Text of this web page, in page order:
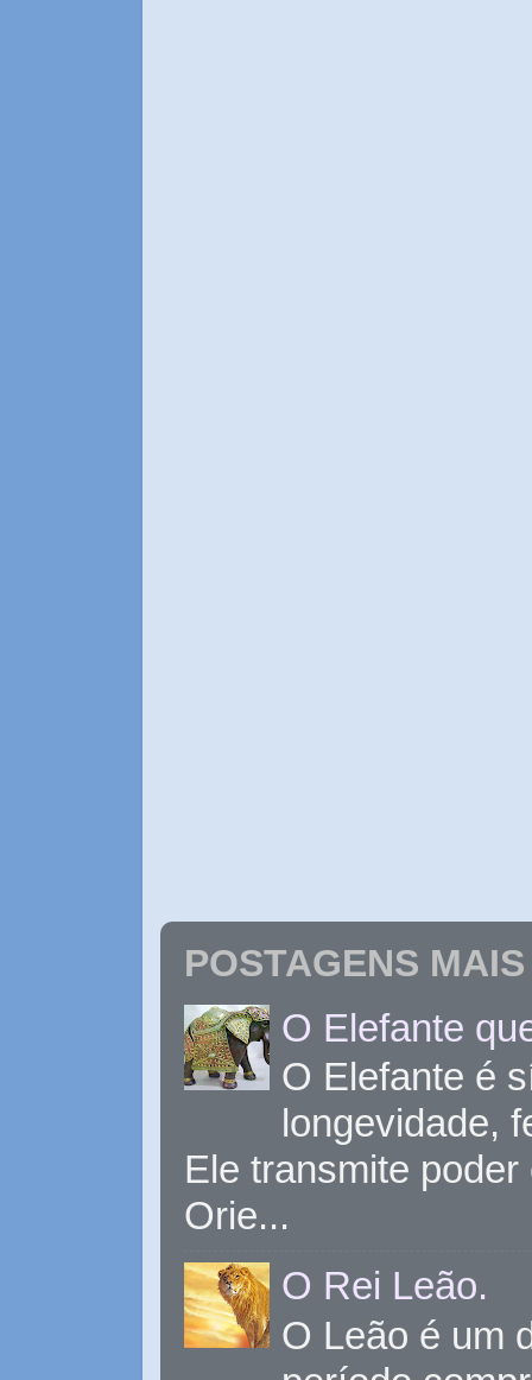
POSTAGENS
O Elefante
O Elefante é
longevidade,
Ele transmite
Orie...
O Rei Leão.
O Leão é um